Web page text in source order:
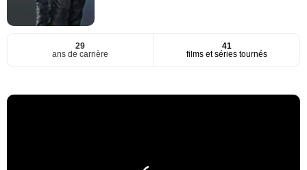
29
ans de carrière
41
films et séries tournés